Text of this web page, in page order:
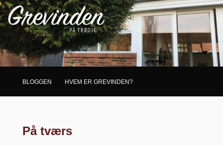
BLOGGEN HVEM ER GREVINDEN?
På tværs